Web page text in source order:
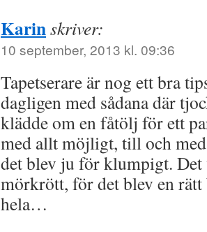
Karinskriver:
10 september, 2013 kl. 09:36
Tapetserare är nog ett bra
dagligen med sådana där
klädde om en fåtölj för ett
med allt möjligt, till och
det blev ju för klumpigt. Det
mörkrött, för det blev en
hela…